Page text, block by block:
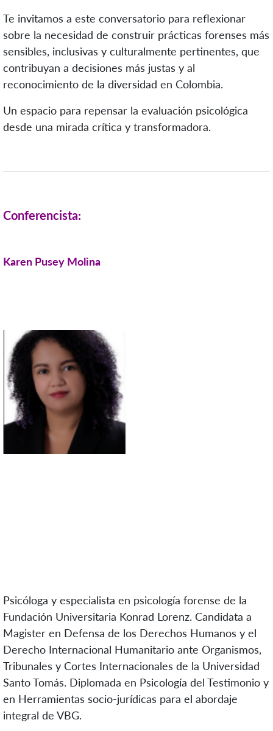
Te invitamos a este conversatorio para reflexionar
sobre la necesidad de construir prácticas forenses más
sensibles, inclusivas y culturalmente pertinentes, que
contribuyan a decisiones más justas y al
reconocimiento de la diversidad en Colombia.
Un espacio para repensar la evaluación psicológica
desde una mirada crítica y transformadora.
Conferencista:
Karen Pusey Molina
Psicóloga y especialista en psicología forense de la
Fundación Universitaria Konrad Lorenz. Candidata a
Magister en Defensa de los Derechos Humanos y el
Derecho Internacional Humanitario ante Organismos,
Tribunales y Cortes Internacionales de la Universidad
Santo Tomás. Diplomada en Psicología del Testimonio y
en Herramientas socio-jurídicas para el abordaje
integral de VBG.